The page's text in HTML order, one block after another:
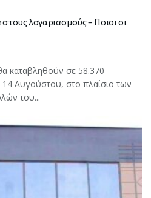
λογαριασμούς – Ποιοι οι
καταβληθούν σε 58.370
14 Αυγούστου, στο πλαίσιο των
του...